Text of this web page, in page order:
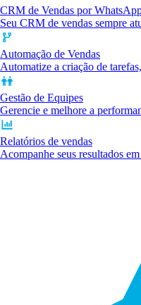
CRM de Vendas por
Seu CRM de vendas sempre
Automação de Vendas
Automatize a criação de
Gestão de Equipes
Gerencie e melhore a
Relatórios de vendas
Acompanhe seus resultados